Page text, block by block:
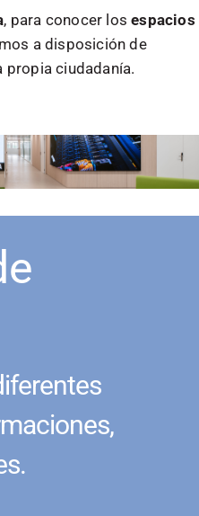
, para conocer losespacios
a disposición de
propia ciudadanía.